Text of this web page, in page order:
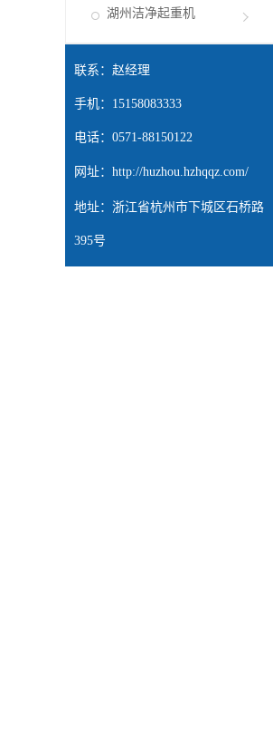
湖州洁净起重机
联系：赵经理
手机：15158083333
电话：0571-88150122
网址： http://huzhou.hzhqqz.com/
地址：浙江省杭州市下城区石桥路
395号